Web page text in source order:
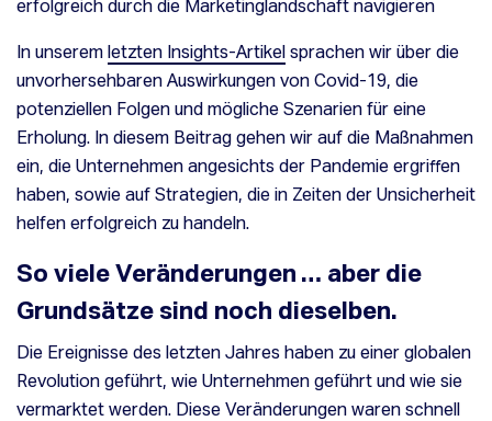
Marketinglandschaft
navigieren
In unseremletzten Insights-Artikelsprachen wir über die
unvorhersehbaren Auswirkungen von Covid-19, die
potenziellen Folgen und mögliche Szenarien für eine
Erholung. In diesem Beitrag gehen wir auf die Maßnahmen
ein, die Unternehmen angesichts der Pandemie ergriffen
haben, sowie auf Strategien, die in Zeiten der Unsicherheit
helfen erfolgreich zu handeln.
So viele Veränderungen … aber die
Grundsätze sind noch dieselben.
Die Ereignisse des letzten Jahres haben zu einer globalen
Revolution geführt, wie Unternehmen geführt und wie sie
vermarktet werden. Diese Veränderungen waren schnell